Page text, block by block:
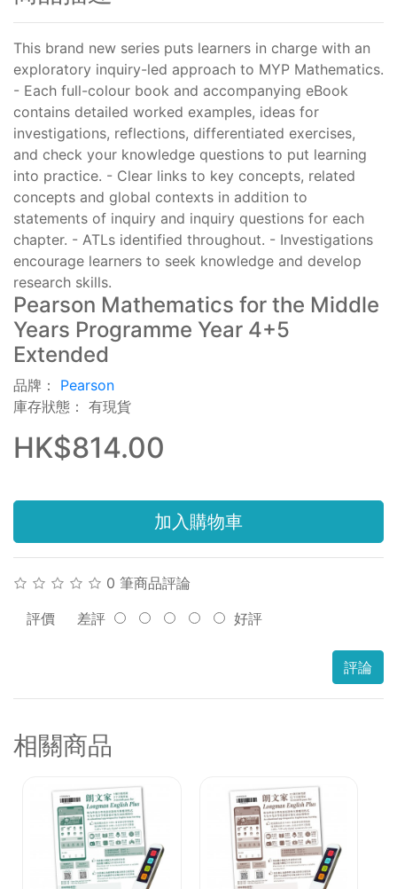
This brand new series puts learners in charge with an
exploratory inquiry-led approach to MYP Mathematics.
- Each full-colour book and accompanying eBook
contains detailed worked examples, ideas for
investigations, reflections, differentiated exercises,
and check your knowledge questions to put learning
into practice. - Clear links to key concepts, related
concepts and global contexts in addition to
statements of inquiry and inquiry questions for each
chapter. - ATLs identified throughout. - Investigations
encourage learners to seek knowledge and develop
research skills.
Pearson Mathematics for the Middle
Years Programme Year 4+5
Extended
品牌： Pearson
庫存狀態： 有現貨
HK$814.00
加入購物車
0 筆商品評論
評價 差評 好評
評論
相關商品